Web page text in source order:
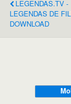
LEGENDAS.TV -
LEGENDAS DE
DOWNLOAD